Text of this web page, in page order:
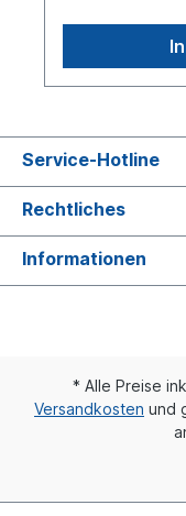
Service-Hotline
Rechtliches
Informationen
* Alle Preise
Versandkosten und